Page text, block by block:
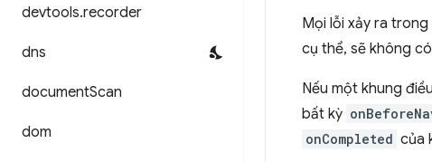
devtools.recorder
dns
documentScan
dom
Mọi lỗi xảy ra
cụ thể, sẽ không
Nếu một khung
bất kỳ
onCompleted của